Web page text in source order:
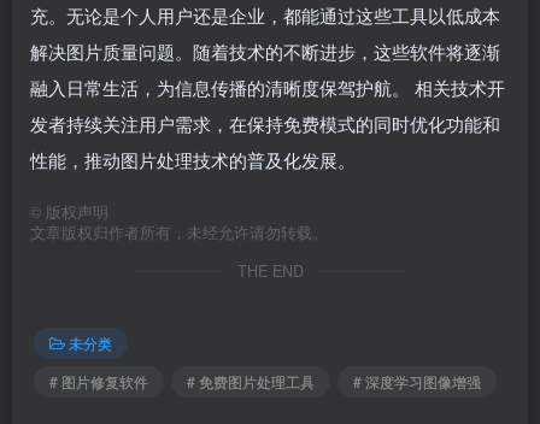
充。无论是个人用户还是企业，都能通过这些工具以低成本
解决图片质量问题。随着技术的不断进步，这些软件将逐渐
融入日常生活，为信息传播的清晰度保驾护航。 相关技术开
发者持续关注用户需求，在保持免费模式的同时优化功能和
性能，推动图片处理技术的普及化发展。
© 版权声明
文章版权归作者所有，未经允许请勿转载。
THE END
未分类
# 图片修复软件
# 免费图片处理工具 # 深度学习图像增强